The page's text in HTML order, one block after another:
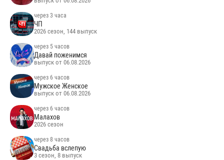
через 3 часа
ЧП
2026 сезон, 144 выпуск
через 5 часов
Давай поженимся
выпуск от 06.08.2026
через 6 часов
Мужское Женское
выпуск от 06.08.2026
через 6 часов
Малахов
2026 сезон
через 8 часов
Свадьба вслепую
3 сезон, 8 выпуск